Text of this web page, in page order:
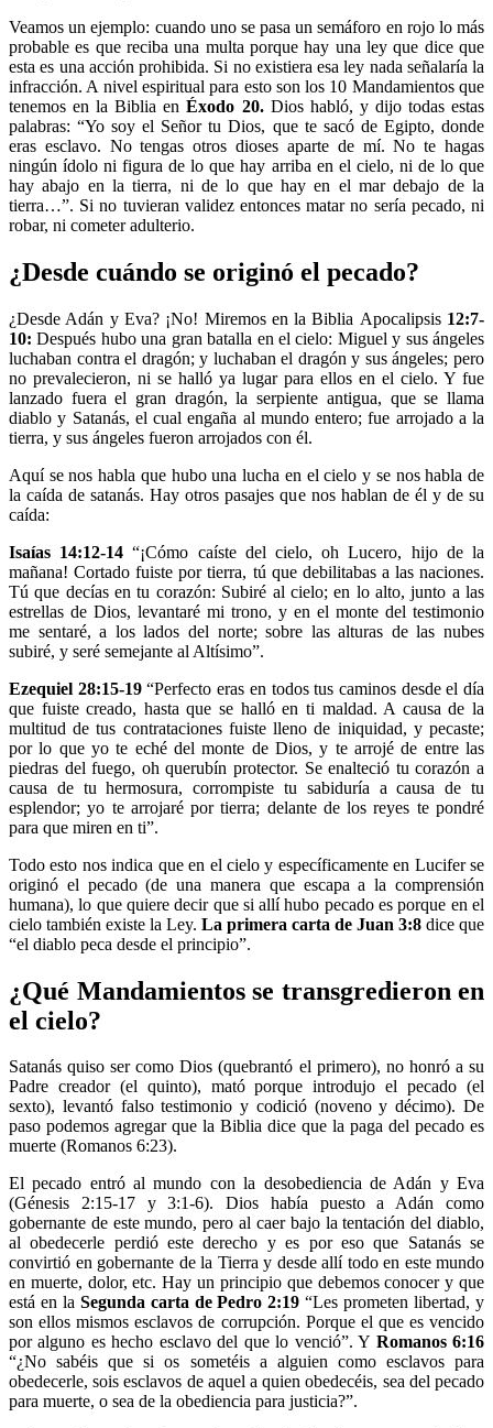
Veamos un ejemplo: cuando uno se pasa un semáforo en rojo lo más
probable es que reciba una multa porque hay una ley que dice que
esta es una acción prohibida. Si no existiera esa ley nada señalaría la
infracción. A nivel espiritual para esto son los 10 Mandamientos que
tenemos en la Biblia enÉxodo 20.Dios habló, y dijo todas estas
palabras: “Yo soy el Señor tu Dios, que te sacó de Egipto, donde
eras esclavo. No tengas otros dioses aparte de mí. No te hagas
ningún ídolo ni figura de lo que hay arriba en el cielo, ni de lo que
hay abajo en la tierra, ni de lo que hay en el mar debajo de la
tierra…”. Si no tuvieran validez entonces matar no sería pecado, ni
robar, ni cometer adulterio.
¿Desde cuándo se originó el pecado?
¿Desde Adán y Eva? ¡No! Miremos en la Biblia Apocalipsis12:7-
10:Después hubo una gran batalla en el cielo: Miguel y sus ángeles
luchaban contra el dragón; y luchaban el dragón y sus ángeles; pero
no prevalecieron, ni se halló ya lugar para ellos en el cielo. Y fue
lanzado fuera el gran dragón, la serpiente antigua, que se llama
diablo y Satanás, el cual engaña al mundo entero; fue arrojado a la
tierra, y sus ángeles fueron arrojados con él.
Aquí se nos habla que hubo una lucha en el cielo y se nos habla de
la caída de satanás. Hay otros pasajes que nos hablan de él y de su
caída:
Isaías 14:12-14 “¡Cómo caíste del cielo, oh Lucero, hijo de la
mañana! Cortado fuiste por tierra, tú que debilitabas a las naciones.
Tú que decías en tu corazón: Subiré al cielo; en lo alto, junto a las
estrellas de Dios, levantaré mi trono, y en el monte del testimonio
me sentaré, a los lados del norte; sobre las alturas de las nubes
subiré, y seré semejante al Altísimo”.
Ezequiel 28:15-19“Perfecto eras en todos tus caminos desde el día
que fuiste creado, hasta que se halló en ti maldad. A causa de la
multitud de tus contrataciones fuiste lleno de iniquidad, y pecaste;
por lo que yo te eché del monte de Dios, y te arrojé de entre las
piedras del fuego, oh querubín protector. Se enalteció tu corazón a
causa de tu hermosura, corrompiste tu sabiduría a causa de tu
esplendor; yo te arrojaré por tierra; delante de los reyes te pondré
para que miren en ti”.
Todo esto nos indica que en el cielo y específicamente en Lucifer se
originó el pecado (de una manera que escapa a la comprensión
humana), lo que quiere decir que si allí hubo pecado es porque en el
cielo también existe la Ley. La primera carta de Juan 3:8 dice que
“el diablo peca desde el principio”.
¿Qué Mandamientos se transgredieron en
el cielo?
Satanás quiso ser como Dios (quebrantó el primero), no honró a su
Padre creador (el quinto), mató porque introdujo el pecado (el
sexto), levantó falso testimonio y codició (noveno y décimo). De
paso podemos agregar que la Biblia dice que la paga del pecado es
muerte (Romanos 6:23).
El pecado entró al mundo con la desobediencia de Adán y Eva
(Génesis 2:15-17 y 3:1-6). Dios había puesto a Adán como
gobernante de este mundo, pero al caer bajo la tentación del diablo,
al obedecerle perdió este derecho y es por eso que Satanás se
convirtió en gobernante de la Tierra y desde allí todo en este mundo
en muerte, dolor, etc. Hay un principio que debemos conocer y que
está en la Segunda carta de Pedro 2:19“Les prometen libertad, y
son ellos mismos esclavos de corrupción. Porque el que es vencido
por alguno es hecho esclavo del que lo venció”. Y Romanos 6:16
“¿No sabéis que si os sometéis a alguien como esclavos para
obedecerle, sois esclavos de aquel a quien obedecéis, sea del pecado
para muerte, o sea de la obediencia para justicia?”.